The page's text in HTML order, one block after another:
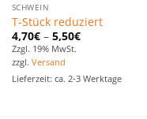
SCHWEIN
T-Stück reduziert
4,70€– 5,50€
Zzgl. 19% MwSt.
zzgl. Versand
Lieferzeit: ca. 2-3 Werktage